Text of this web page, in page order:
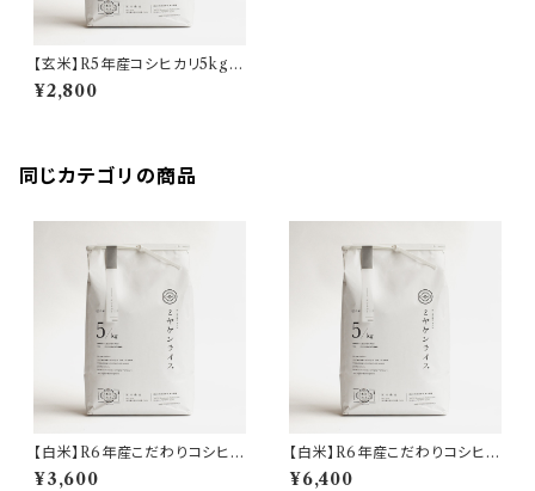
【玄米】R5年産コシヒカリ5kg
(送料込)
¥2,800
同じカテゴリの商品
【白米】R6年産こだわりコシヒカ
リ5㎏(送料込)
¥3,600
【白米】R6年産こだわりコシヒカ
リ10㎏(送料込)
¥6,400